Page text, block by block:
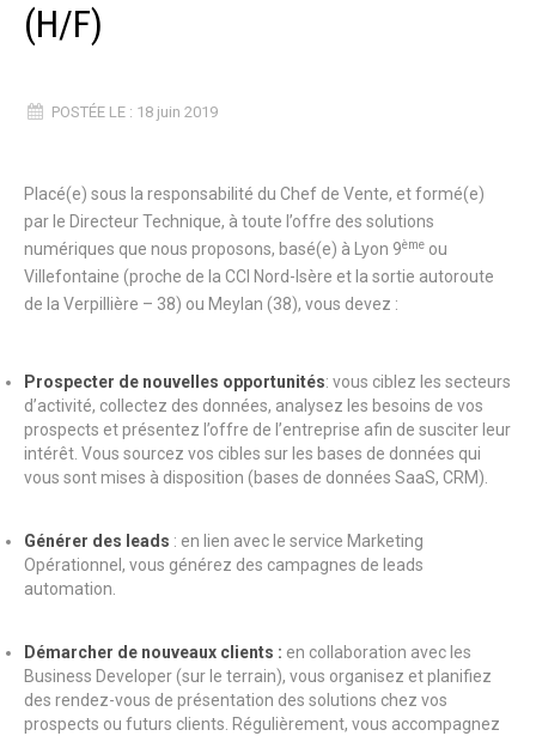
(H/F)
POSTÉE LE : 18 juin 2019
Placé(e) sous la responsabilité du Chef de Vente, et formé(e)
par le Directeur Technique, à toute l’offre des solutions
numériques que nous proposons, basé(e) à Lyon 9ème ou
Villefontaine (proche de la CCI Nord-Isère et la sortie autoroute
de la Verpillière – 38) ou Meylan (38), vous devez :
Prospecter de nouvelles opportunités: vous ciblez les secteurs
d’activité, collectez des données, analysez les besoins de vos
prospects et présentez l’offre de l’entreprise afin de susciter leur
intérêt. Vous sourcez vos cibles sur les bases de données qui
vous sont mises à disposition (bases de données SaaS, CRM).
Générer des leads : en lien avec le service Marketing
Opérationnel, vous générez des campagnes de leads
automation.
Démarcher de nouveaux clients : en collaboration avec les
Business Developer (sur le terrain), vous organisez et planifiez
des rendez-vous de présentation des solutions chez vos
prospects ou futurs clients. Régulièrement, vous accompagnez